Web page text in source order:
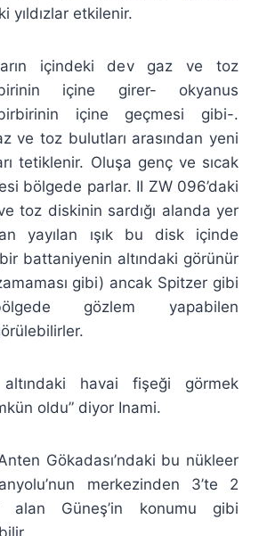
yıldızlar etkilenir.
içindeki dev gaz ve toz
içine girer- okyanus
birbirinin içine geçmesi gibi-.
ve toz bulutları arasından yeni
tetiklenir. Oluşa genç ve sıcak
bölgede parlar. II ZW 096’daki
toz diskinin sardığı alanda yer
yayılan ışık bu disk içinde
battaniyenin altındaki görünür
gibi) ancak Spitzer gibi
gözlem yapabilen
altındaki havai fişeği görmek
oldu” diyor Inami.
Gökadası’ndaki bu nükleer
merkezinden 3’te 2
alan Güneş’in konumu gibi